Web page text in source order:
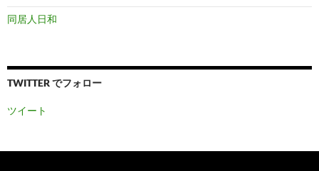
同居人日和
TWITTER でフォロー
ツイート